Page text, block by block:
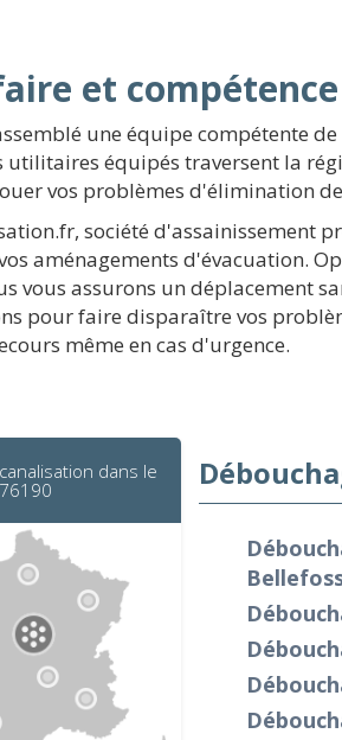
et compétence
une équipe compétente
utilitaires équipés traversent la
vos problèmes d'élimination
société d'assainissement
aménagements d'évacuation.
vous assurons un déplacement
pour faire disparaître vos
même en cas d'urgence.
dans le
76190